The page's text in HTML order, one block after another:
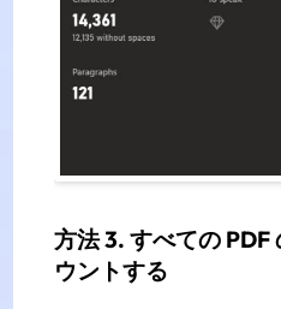
方法 3. すべての PDF
ウントする